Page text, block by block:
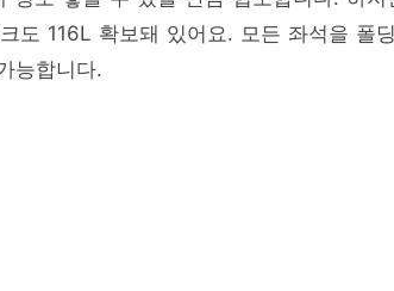
도 116L 확보돼 있어요. 모든 좌석을 폴
능합니다.